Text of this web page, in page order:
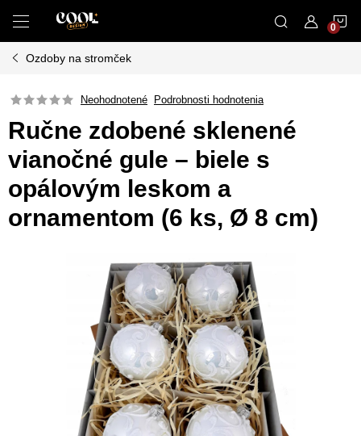
obsah
Ozdoby na stromček
Neohodnotené Podrobnosti hodnotenia
Ručne zdobené sklenené
vianočné gule – biele s
opálovým leskom a
ornamentom (6 ks, Ø 8 cm)